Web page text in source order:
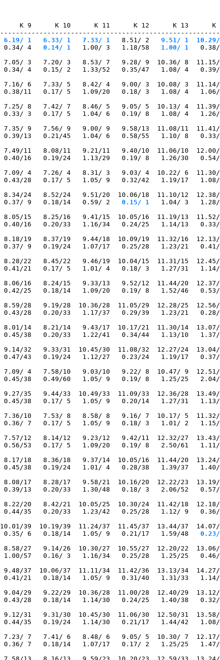
K 9      K 10      K 11      K 12      K 13
6.19/ 1
   6.33/ 1
   7.33/ 1
   8.51/ 2
   9.51/ 1
0.34/ 4
   0.14/ 1
   1.00/ 3   1.18/58
   1.00/ 1
3   7.20/ 3   8.53/ 7   9.28/ 9  10.36/ 8  11.15/
4   0.15/ 2   1.33/52   0.35/47   1.08/ 4
6   7.33/ 5   8.42/ 4   9.00/ 3  10.08/ 3
11   0.17/ 5   1.09/20   0.18/ 3   1.08/ 4
8   7.42/ 7   8.46/ 5   9.05/ 5  10.13/ 4
0.33/ 3   0.17/ 5   1.04/ 6   0.19/ 8   1.08/ 4
9   7.56/ 9   9.00/ 9   9.58/13  11.08/11
13   0.21/45   1.04/ 6   0.58/55   1.10/ 8
11   8.08/11   9.21/11   9.40/10  11.06/10
16   0.19/24   1.13/29   0.19/ 8   1.26/30
4   7.26/ 4   8.31/ 3   9.03/ 4  10.22/ 6  11.30/
28   0.17/ 5   1.05/ 9   0.32/42   1.19/17
24   8.52/24   9.51/20  10.06/18  11.10/12
9   0.18/14   0.59/ 2
   0.15/ 1
1.04/ 3
15   8.25/16   9.41/15  10.05/16  11.19/13
16   0.20/33   1.16/34   0.24/25   1.14/13
19   8.37/19   9.44/18  10.09/19  11.32/16  12.13/
9   0.19/24   1.07/17   0.25/28   1.23/21
8.45/22   9.46/19  10.04/15  11.31/15  12.45/
21   0.17/ 5   1.01/ 4   0.18/ 3   1.27/31
16   8.24/15   9.33/13   9.52/12  11.44/20  12.37/
25   0.18/14   1.09/20   0.19/ 8   1.52/46
9.19/28  10.36/28  11.05/29  12.28/25  12.56/
28   0.20/33   1.17/37   0.29/39   1.23/21
8.21/14   9.43/17  10.17/21  11.30/14  13.07/
38   0.20/33   1.22/41   0.34/44   1.13/10
9.33/31  10.45/30  11.08/32  12.27/24  13.04/
43   0.19/24   1.12/27   0.23/24   1.19/17
7.58/10   9.03/10   9.22/ 8  10.47/ 9  12.51/17
38   0.49/60   1.05/ 9   0.19/ 8   1.25/25
35   9.44/33  10.49/33  11.09/33  12.36/28  13.49/
38   0.17/ 5   1.05/ 9   0.20/14   1.27/31
10   7.53/ 8   8.58/ 8   9.16/ 7  10.17/ 5  11.32/ 5
7   0.17/ 5   1.05/ 9   0.18/ 3   1.01/ 2
12   8.14/12   9.23/12   9.42/11  12.32/27  13.43/
53   0.17/ 5   1.09/20   0.19/ 8   2.50/61
8.36/18   9.37/14  10.05/16  11.44/20  13.24/
38   0.19/24   1.01/ 4   0.28/38   1.39/37
8.28/17   9.58/21  10.16/20  12.22/23  13.19/
13   0.20/33   1.30/48   0.18/ 3   2.06/52
8.42/21  10.05/25  10.30/24  11.42/18  12.18/
35   0.20/33   1.23/42   0.25/28   1.12/ 9
10.19/39  11.24/37  11.45/37  13.44/37  14.07/
6   0.18/14   1.05/ 9   0.21/17   1.59/48
9.14/26  10.30/27  10.55/27  12.20/22  13.06/
57   0.16/ 3   1.16/34   0.25/28   1.25/25
10.06/37  11.11/34  11.42/36  13.13/34  14.27/
21   0.18/14   1.05/ 9   0.31/40   1.31/33
9.22/29  10.36/28  11.00/28  12.40/29  13.12/
28   0.18/14   1.14/30   0.24/25   1.40/38
9.31/30  10.45/30  11.06/30  12.50/31  13.58/
35   0.19/24   1.14/30   0.21/17   1.44/42
7   7.41/ 6   8.48/ 6   9.05/ 5  10.30/ 7  12.17/
7   0.18/14   1.07/17   0.17/ 2   1.25/25